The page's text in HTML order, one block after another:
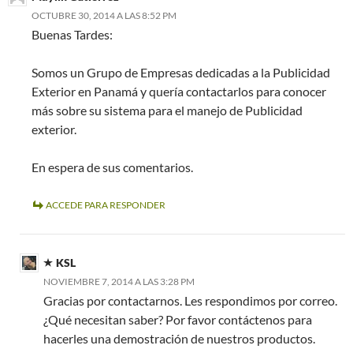
OCTUBRE 30, 2014 A LAS 8:52 PM
Buenas Tardes:
Somos un Grupo de Empresas dedicadas a la Publicidad
Exterior en Panamá y quería contactarlos para conocer
más sobre su sistema para el manejo de Publicidad
exterior.
En espera de sus comentarios.
ACCEDE PARA RESPONDER
KSL
NOVIEMBRE 7, 2014 A LAS 3:28 PM
Gracias por contactarnos. Les respondimos por correo.
¿Qué necesitan saber? Por favor contáctenos para
hacerles una demostración de nuestros productos.